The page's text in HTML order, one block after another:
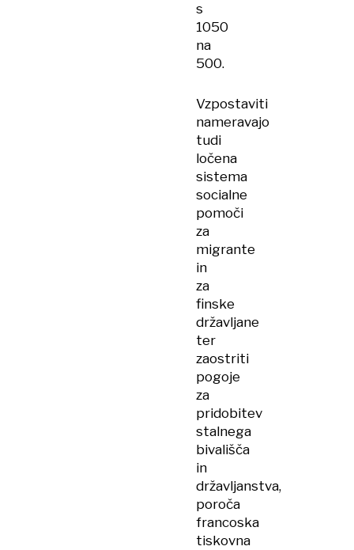
s
1050
na
500.
Vzpostaviti
nameravajo
tudi
ločena
sistema
socialne
pomoči
za
migrante
in
za
finske
državljane
ter
zaostriti
pogoje
za
pridobitev
stalnega
bivališča
in
državljanstva,
poroča
francoska
tiskovna